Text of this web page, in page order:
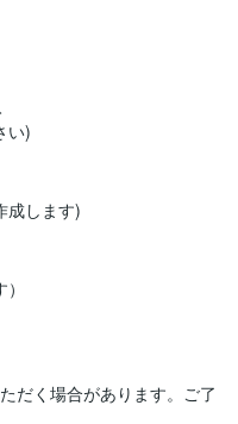
い)
成します)
だく場合があります。ご了